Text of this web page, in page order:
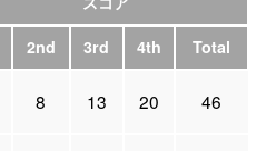
2nd 3rd 4th Total
8 13 20 46